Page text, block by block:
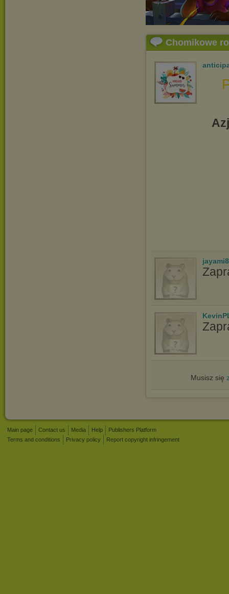
Chomikowe
Musisz się
Main page Contact us Media Help
Publishers Platform
Terms and conditions
Privacy policy Report copyright infringement